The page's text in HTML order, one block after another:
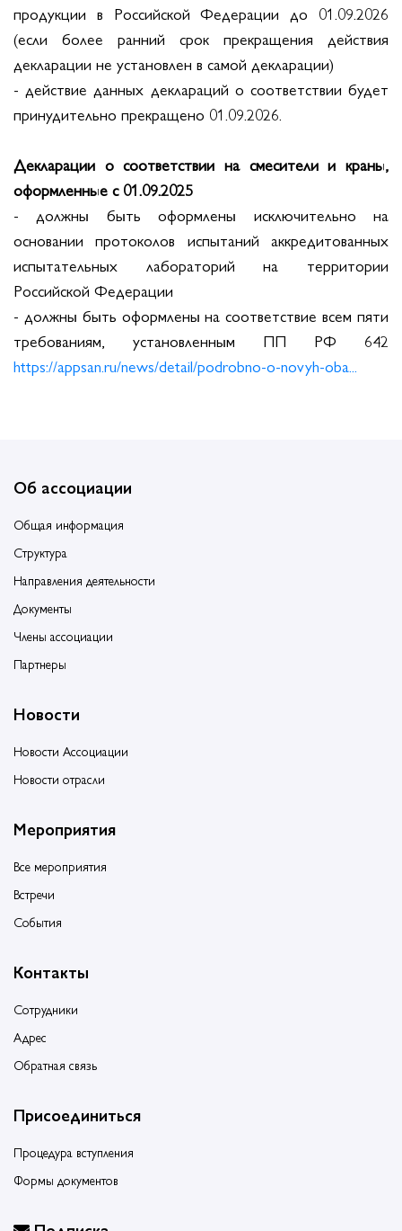
продукции в Российской Федерации до 01.09.2026
(если более ранний срок прекращения действия
декларации не установлен в самой декларации)
- действие данных деклараций о соответствии будет
принудительно прекращено 01.09.2026.
Декларации о соответствии на смесители и краны,
оформленные с 01.09.2025
- должны быть оформлены исключительно на
основании протоколов испытаний аккредитованных
испытательных лабораторий на территории
Российской Федерации
- должны быть оформлены на соответствие всем пяти
требованиям, установленным ПП РФ 642
https://appsan.ru/news/detail/podrobno-o-novyh-oba...
Об ассоциации
Общая информация
Структура
Направления деятельности
Документы
Члены ассоциации
Партнеры
Новости
Новости Ассоциации
Новости отрасли
Мероприятия
Все мероприятия
Встречи
События
Контакты
Сотрудники
Адрес
Обратная связь
Присоединиться
Процедура вступления
Формы документов